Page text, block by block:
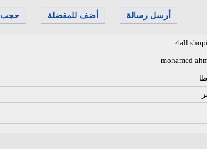
حجب أضف للمفضلة أرسل رسالة
4all
mohamed